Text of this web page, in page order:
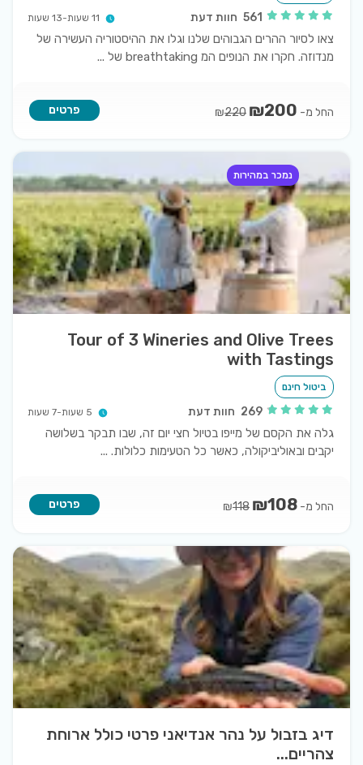
561 חוות דעת 11 שעות-13 שעות
צאו לסיור ההרים הגבוהים שלנו וגלו את ההיסטוריה העשירה של
מנדוזה. חקרו את הנופים המ breathtaking של
...
החל מ- ₪200
220 פרטים
נמכר במהירות
Tour of 3 Wineries and Olive Trees
with Tastings
ביטול חינם
269 חוות דעת 5 שעות-7 שעות
גלה את הקסם של מייפו בטיול חצי יום זה, שבו תבקר בשלושה
יקבים ובאוליביקולה, כאשר כל הטעימות כלולות. ...
החל מ- ₪108
118 פרטים
דיג בזבול על נהר אנדיאני פרטי כולל ארוחת
צהריים...